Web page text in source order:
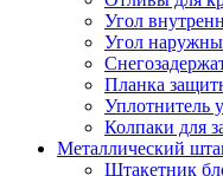
Угол
Угол
Планка
Уплотнитель
Колпаки для
Металлический
Штакетник